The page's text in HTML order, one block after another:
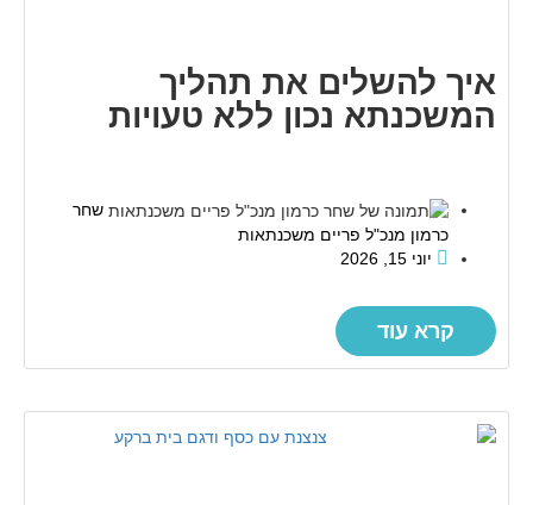
איך להשלים את תהליך
המשכנתא נכון ללא טעויות
שחר
כרמון מנכ"ל פריים משכנתאות
יוני 15, 2026
קרא עוד